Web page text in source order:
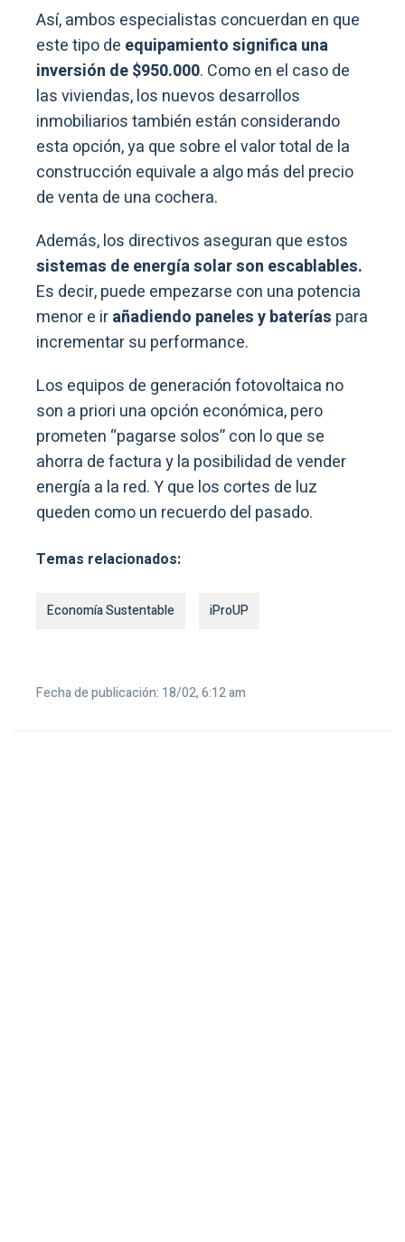
Así, ambos especialistas concuerdan en que
este tipo de equipamientosignifica una
inversión de $950.000. Como en el caso de
las viviendas, los nuevos desarrollos
inmobiliarios también están considerando
esta opción, ya que sobre el valor total de la
construcción equivale a algo más del precio
de venta de una cochera.
Además, los directivos aseguran que estos
sistemas de energía solar son escablables.
Es decir, puede empezarse con una potencia
menor e irañadiendo paneles y baterías para
incrementar su performance.
Los equipos de generación fotovoltaica no
son a priori una opción económica, pero
prometen “pagarse solos” con lo que se
ahorra de factura y la posibilidad de vender
energía a la red. Y que los cortes de luz
queden como un recuerdo del pasado.
Temas relacionados:
Economía Sustentable iProUP
Fecha de publicación: 18/02, 6:12 am